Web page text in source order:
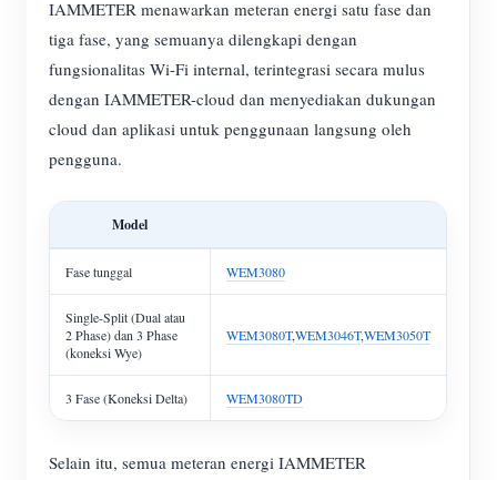
IAMMETER menawarkan meteran energi satu fase dan
tiga fase, yang semuanya dilengkapi dengan
fungsionalitas Wi-Fi internal, terintegrasi secara mulus
dengan IAMMETER-cloud dan menyediakan dukungan
cloud dan aplikasi untuk penggunaan langsung oleh
pengguna.
Model
Fase tunggal WEM3080
Single-Split (Dual atau
2 Phase) dan 3 Phase
(koneksi Wye)
WEM3080T,WEM3046T,WEM3050T
3 Fase (Koneksi Delta) WEM3080TD
Selain itu, semua meteran energi IAMMETER